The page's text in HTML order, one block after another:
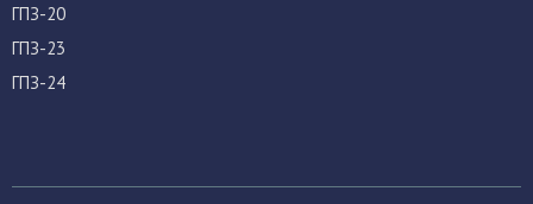
ГПЗ-20
ГПЗ-23
ГПЗ-24